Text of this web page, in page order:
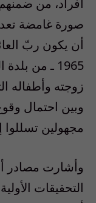
أفراد، من
صورة غامضة
أن يكون ربّ
1965 ـ من
زوجته وأطفاله
وبين احتمال
مجهولين تسللوا
وأشارت مصادر
التحقيقات